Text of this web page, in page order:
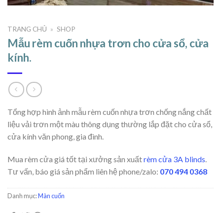
TRANG CHỦ » SHOP
Mẫu rèm cuốn nhựa trơn cho cửa sổ, cửa
kính.
Tổng hợp hình ảnh mẫu rèm cuốn nhựa trơn chống nắng chất
liệu vải trơn một màu thông dụng thường lắp đặt cho cửa sổ,
cửa kính văn phong, gia đình.
Mua rèm cửa giá tốt tại xưởng sản xuấtrèm cửa 3A blinds.
Tư vấn, báo giá sản phẩm liên hệ phone/zalo: 070 494 0368
Danh mục:Màn cuốn